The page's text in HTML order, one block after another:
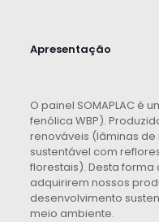
Apresentação
O painel SOMAPLAC é
fenólica WBP).
renováveis (lâminas
sustentável com
florestais). Desta forma
adquirirem nossos
desenvolvimento
meio ambiente.